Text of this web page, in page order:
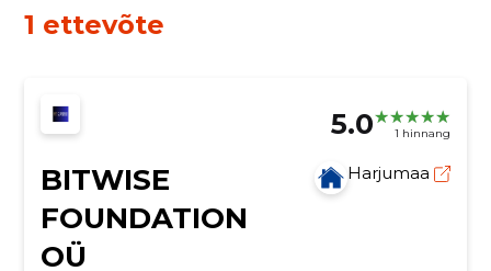
1 ettevõte
5.0 1 hinnang
BITWISE
FOUNDATION
OÜ
Harjumaa